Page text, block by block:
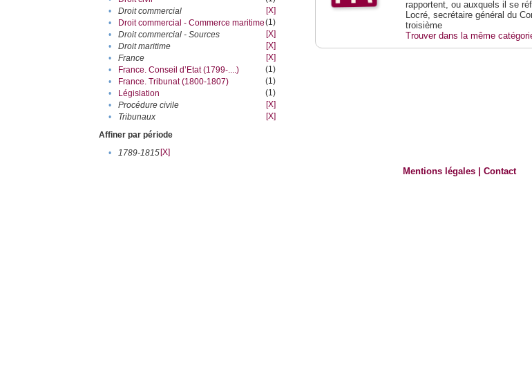
•
Droit commercial
[X]
•
Droit commercial - Commerce maritime(1)
•
Droit commercial - Sources
[X]
•
Droit maritime
[X]
•
France
[X]
•
France. Conseil d’Etat (1799-....)
(1)
•
France. Tribunat (1800-1807)
(1)
•
Législation
(1)
•
Procédure civile
[X]
•
Tribunaux
[X]
Affiner par période
•
1789-1815[X]
rapportent, ou auxquels il se
Locré, secrétaire général du
troisième
Trouver dans la même
Mentions légales |Contact